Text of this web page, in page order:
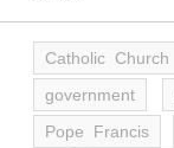
Catholic Church
government
Pope Francis